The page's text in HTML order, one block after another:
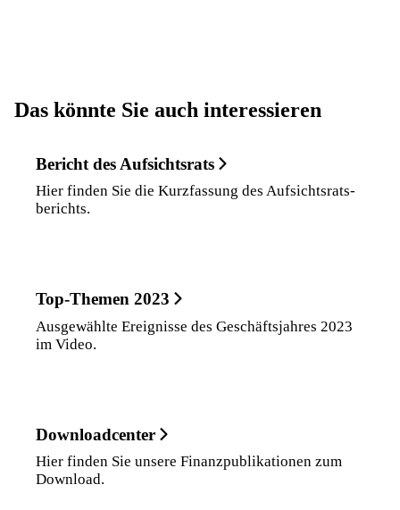
Das könnte Sie auch interessieren
Bericht des Aufsichtsrats
Hier finden Sie die Kurzfassung des Aufsichtsrats­
berichts.
Top-Themen 2023
Ausgewählte Ereignisse des Geschäftsjahres 2023
im Video.
Downloadcenter
Hier finden Sie unsere Finanzpublikationen zum
Download.